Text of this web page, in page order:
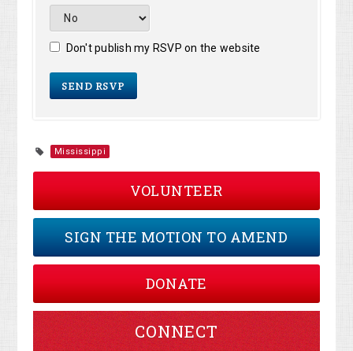
Don't publish my RSVP on the website
Mississippi
VOLUNTEER
SIGN THE MOTION TO AMEND
DONATE
CONNECT